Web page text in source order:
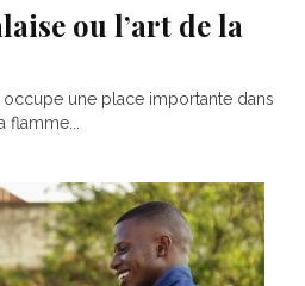
ou l’art de la
une place importante dans
flamme...